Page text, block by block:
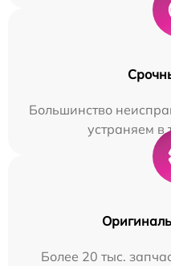
Большинство
устраняем в
Более 20 тыс.